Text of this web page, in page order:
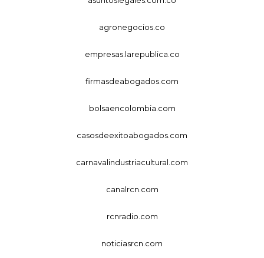
agronegocios.co
empresas.larepublica.co
firmasdeabogados.com
bolsaencolombia.com
casosdeexitoabogados.com
carnavalindustriacultural.com
canalrcn.com
rcnradio.com
noticiasrcn.com